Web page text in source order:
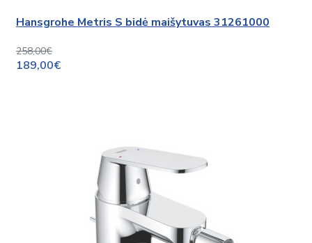
Hansgrohe Metris S bidė maišytuvas 31261000
258,00€
189,00€